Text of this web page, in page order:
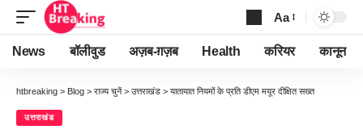
Font
Resizer
Aa
News बॉलीवुड अज़ब-ग़ज़ब Health करियर कानून
htbreaking > Blog > राज्य चुनें > उत्तराखंड > यातायात नियमों के प्रति डीएम मयूर दीक्षित सख्त
उत्तराखंड